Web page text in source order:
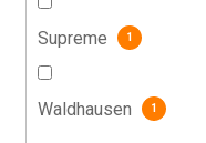
Supreme 1
Waldhausen 1